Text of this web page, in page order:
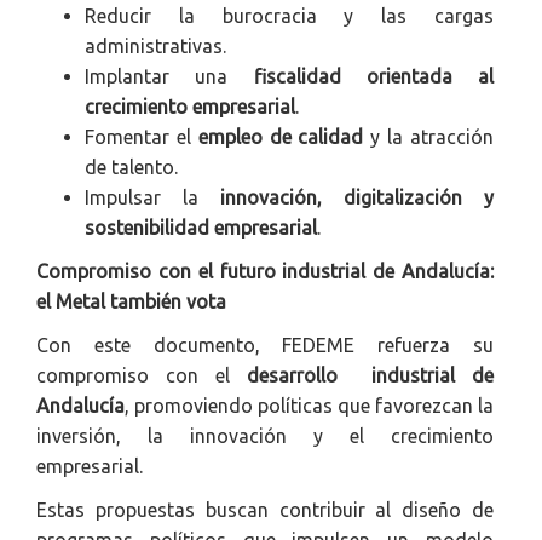
Reducir la burocracia y las cargas
administrativas.
Implantar una fiscalidad orientada al
crecimiento empresarial
Fomentar el empleo de calidad y la atracción
de talento.
Impulsar la innovación, digitalización y
sostenibilidad empresarial
Compromiso con el futuro industrial de Andalucía:
el Metal también vota
Con este documento, FEDEME refuerza su
compromiso con el desarrollo industrial de
Andalucía , promoviendo políticas que favorezcan la
inversión, la innovación y el crecimiento
empresarial.
Estas propuestas buscan contribuir al diseño de